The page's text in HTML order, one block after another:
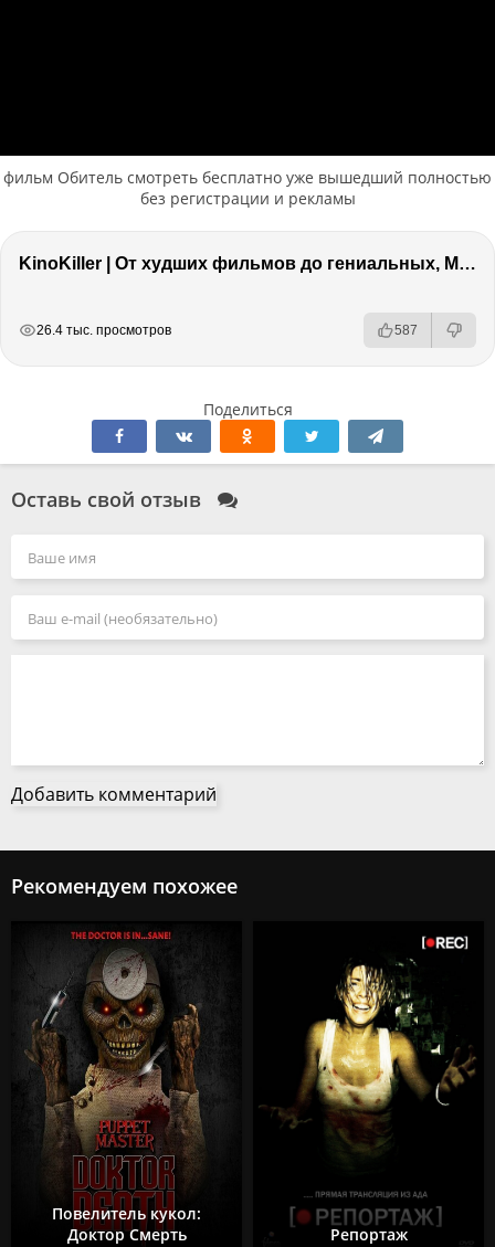
фильм Обитель смотреть бесплатно уже вышедший полностью
без регистрации и рекламы
KinoKiller | От худших фильмов до гениальных, Marvel, Оскар и что бесит в кино!
26.4 тыс. просмотров 587
Поделиться
Оставь свой отзыв
Добавить комментарий
Рекомендуем похожее
Повелитель кукол:
Доктор Смерть
Репортаж